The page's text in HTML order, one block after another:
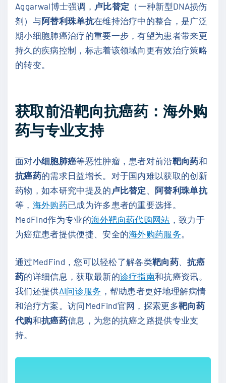
Aggarwal博士强调，
卢比替定 （一种新型DNA损伤
剂）与阿替利珠单抗在维持治疗中的整合，是广泛
期小细胞肺癌治疗的重要一步，有望为患者带来更
持久的疾病控制，标志着该领域向更有效治疗策略
的转变。
获取前沿靶向抗癌药：海外购
药与专业支持
面对小细胞肺癌等恶性肿瘤，患者对前沿靶向药和
抗癌药的需求日益增长。对于国内难以获取的创新
药物，如本研究中提及的 卢比替定 、 阿替利珠单抗
等， 海外购药已成为许多患者的重要选择。
MedFind作为专业的海外靶向药代购网站 ，致力于
为癌症患者提供便捷、安全的海外购药服务。
通过MedFind，您可以轻松了解各类靶向药 、抗癌
药的详细信息，获取最新的诊疗指南和抗癌资讯。
我们还提供AI问诊服务 ，帮助患者更好地理解病情
和治疗方案。访问MedFind官网，探索更多靶向药
代购和抗癌药信息，为您的抗癌之路提供专业支
持。